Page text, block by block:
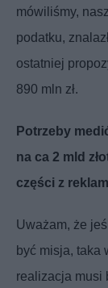
mówiliśmy,
podatku,
ostatniej
890 mln zł.
Potrzeby
na ca 2 mld
części z
Uważam, że
być misja, taka
realizacja musi